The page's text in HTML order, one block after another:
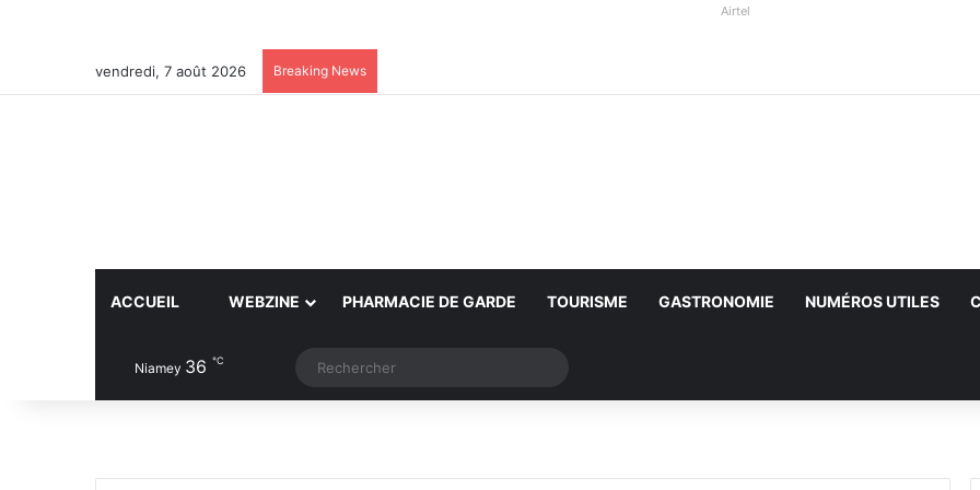
Airtel
vendredi, 7 août 2026 Breaking News
ACCUEIL WEBZINE PHARMACIE DE GARDE TOURISME GASTRONOMIE NUMÉROS UTILES
Niamey 36 ℃ Article Aléatoire
Switch skin